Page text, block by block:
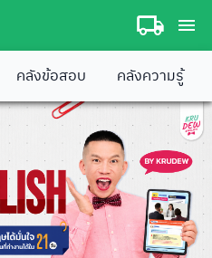
คลังข้อสอบ คลังความรู้